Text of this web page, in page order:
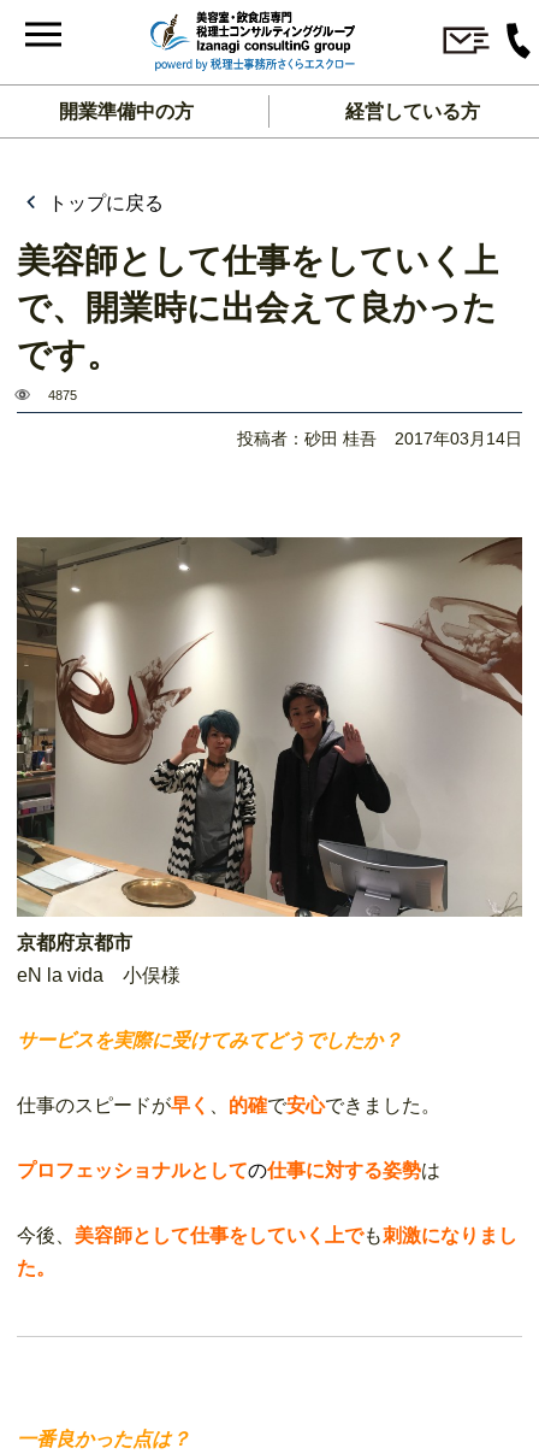
開業準備中の方 経営している方
トップに戻る
美容師として仕事をしていく上
で、開業時に出会えて良かった
です。
4875
投稿者：砂田 桂吾 2017年03月14日
京都府京都市
eN la vida 小俣様
サービスを実際に受けてみてどうでしたか？
仕事のスピードが早く 的確で安心できました。
プロフェッショナルとしての仕事に対する姿勢は
今後、 美容師として仕事をしていく上でも刺激になりまし
た。
一番良かった点は？